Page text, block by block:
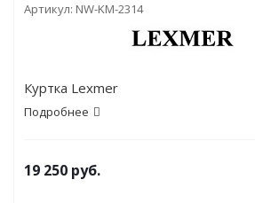
Артикул: NW-KM-2314
Куртка Lexmer
Подробнее
19 250 руб.